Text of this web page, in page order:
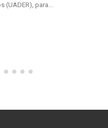
para...